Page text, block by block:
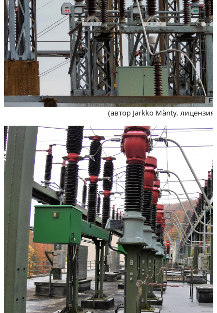
(автор Jarkko Mänty, лицензия